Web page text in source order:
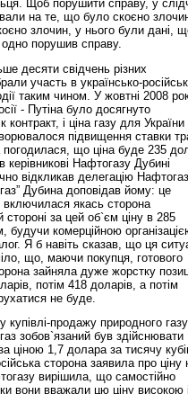
Щоб порушити справу, у
на те, що було скоєно
злочин, у нього були дані,
порушив справу.
десяти свідчень різних
участь в українсько-
таким чином. У жовтні 2008
- Путіна було досягнуто
і ціна газу для
підвищення ставки
що ціна буде 235
Нафтогазу Дубині
відкликав делегацію
Дубина доповідав йому: це
якась сторона
стороні за цей об`єм ціну в 285
комерційною
Я б навіть сказав, що ця
що, маючи покупця, готового
зайняла дуже жорстку
потім 418 доларів, а потім
не буде.
продажу природного
зобов`язаний був здійснювати
ціною 1,7 долара за тисячу
сторона заявила про ціну
вирішила, що самостійно
вони вважали цю ціну високою